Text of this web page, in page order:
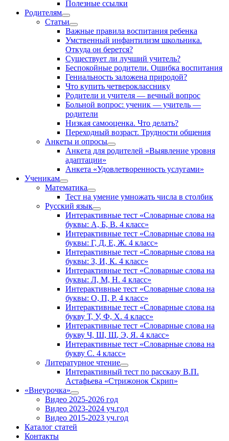
Полезные ссылки
Родителям
Статьи
Важные правила воспитания ребенка
Умственный инфантилизм школьника.
Откуда он берется?
Существует ли лучший учитель?
Беспокойные родители. Ошибка воспитания
Гениальность заложена природой?
Что купить четверокласснику
Родители и учителя — вечный вопрос
Больной вопрос: ученик — учитель —
родители
Низкая самооценка. Что делать?
Переходный возраст. Трудности общения
Анкеты и опросы
Анкета для родителей «Выявление уровня
адаптации»
Анкета «Удовлетворенность услугами»
Ученикам
Математика
Тест на умение умножать числа в столбик
Русский язык
Интерактивные тест «Словарные слова на
буквы: А, Б, В. 4 класс»
Интерактивные тест «Словарные слова на
буквы: Г, Д, Е, Ж. 4 класс»
Интерактивные тест «Словарные слова на
буквы: З, И, К. 4 класс»
Интерактивные тест «Словарные слова на
буквы: Л, М, Н. 4 класс»
Интерактивные тест «Словарные слова на
буквы: О, П, Р. 4 класс»
Интерактивные тест «Словарные слова на
букву Т, У, Ф, Х. 4 класс»
Интерактивные тест «Словарные слова на
букву Ч, Ш, Щ, Э, Я. 4 класс»
Интерактивные тест «Словарные слова на
букву С. 4 класс»
Литературное чтение
Интерактивный тест по рассказу В.П.
Астафьева «Стрижонок Скрип»
«Внеурочка»
Видео 2025-2026 год
Видео 2023-2024 уч.год
Видео 2015-2023 уч.год
Каталог статей
Контакты